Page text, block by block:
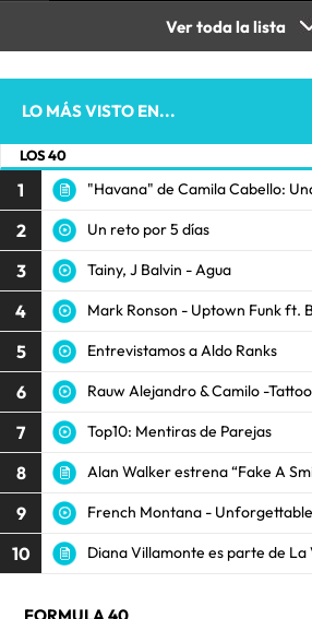
Ver toda la lista
LO MÁS VISTO EN...
LOS 40
1 "Havana" de Camila Cabello:
2 Un reto por 5 días
3 Tainy, J Balvin - Agua
4 Mark Ronson - Uptown Funk ft.
5 Entrevistamos a Aldo Ranks
6 Rauw Alejandro & Camilo -
7 Top10: Mentiras de Parejas
8 Alan Walker estrena “Fake A
9 French Montana -
10 Diana Villamonte es parte de La
FORMULA 40